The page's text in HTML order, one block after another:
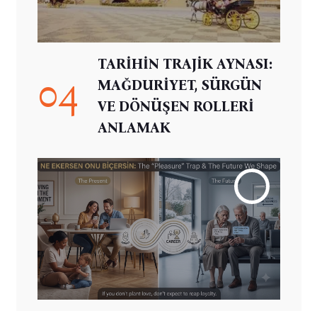
04
TARİHİN TRAJİK AYNASI:
MAĞDURİYET, SÜRGÜN
VE DÖNÜŞEN ROLLERİ
ANLAMAK